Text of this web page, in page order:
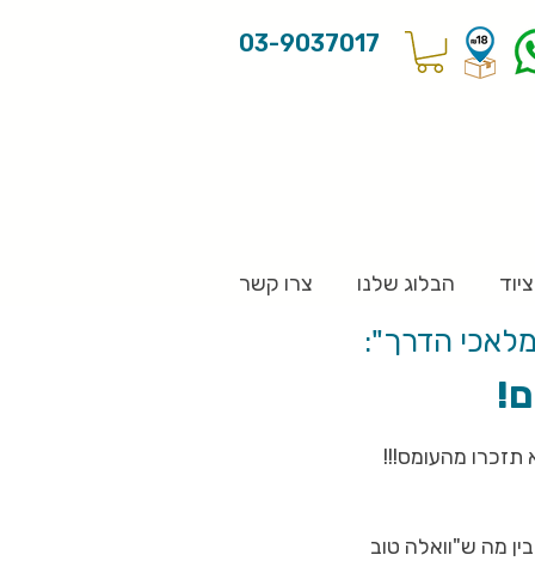
03-9037017
הבלוג שלנו צרו קשר
הדרך":
תזכרו מהעומס!!!
מה ש"וואלה טוב